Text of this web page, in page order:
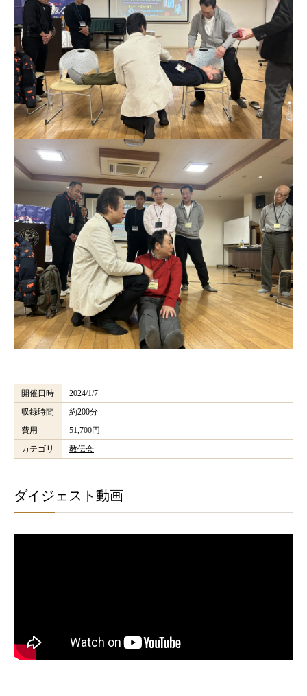
開催日時
2024/1/7
収録時間
約200分
費用
51,700円
カテゴリ
教伝会
ダイジェスト動画